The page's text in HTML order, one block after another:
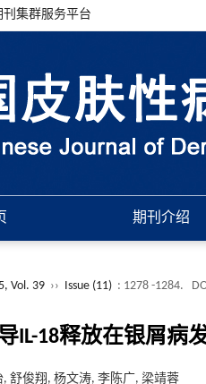
集群服务平台
期刊介绍
Vol. 39 ›› Issue (11) : 1278 -1284.
IL-18释放在银屑病
舒俊翔, 杨文涛, 李陈广, 梁靖蓉